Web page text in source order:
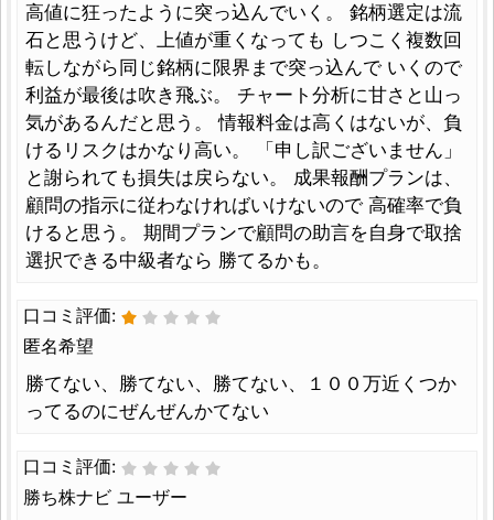
高値に狂ったように突っ込んでいく。 銘柄選定は流
石と思うけど、上値が重くなっても しつこく複数回
転しながら同じ銘柄に限界まで突っ込んで いくので
利益が最後は吹き飛ぶ。 チャート分析に甘さと山っ
気があるんだと思う。 情報料金は高くはないが、負
けるリスクはかなり高い。 「申し訳ございません」
と謝られても損失は戻らない。 成果報酬プランは、
顧問の指示に従わなければいけないので 高確率で負
けると思う。 期間プランで顧問の助言を自身で取捨
選択できる中級者なら 勝てるかも。
口コミ評価:
匿名希望
勝てない、勝てない、勝てない、１００万近くつか
ってるのにぜんぜんかてない
口コミ評価:
勝ち株ナビ ユーザー